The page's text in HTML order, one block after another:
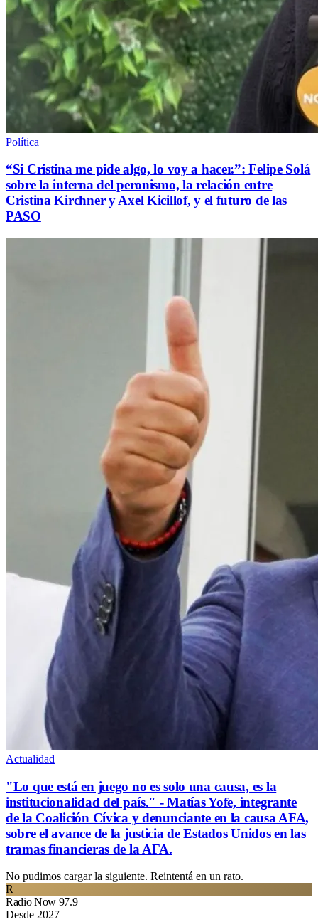
Política
“Si Cristina me pide algo, lo voy a hacer.”: Felipe Solá
sobre la interna del peronismo, la relación entre
Cristina Kirchner y Axel Kicillof, y el futuro de las
PASO
Actualidad
"Lo que está en juego no es solo una causa, es la
institucionalidad del país." - Matías Yofe, integrante
de la Coalición Cívica y denunciante en la causa AFA,
sobre el avance de la justicia de Estados Unidos en las
tramas financieras de la AFA.
No pudimos cargar la siguiente. Reintentá en un rato.
R
Radio Now 97.9
Desde 2027